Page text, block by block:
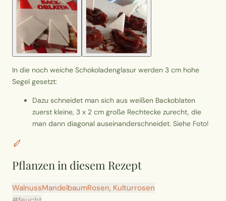
In die noch weiche Schokoladenglasur werden 3 cm hohe
Segel gesetzt:
Dazu schneidet man sich aus weißen Backoblaten
zuerst kleine, 3 x 2 cm große Rechtecke zurecht, die
man dann diagonal auseinanderschneidet. Siehe Foto!
Pflanzen in diesem Rezept
WalnussMandelbaumRosen, Kulturrosen